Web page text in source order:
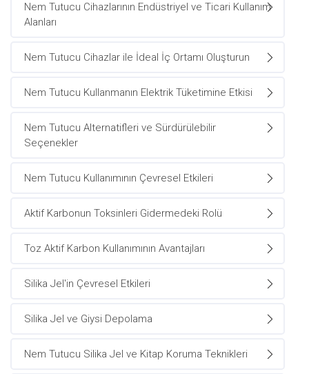
Nem Tutucu Cihazlarının Endüstriyel ve Ticari Kullanım
Alanları
Nem Tutucu Cihazlar ile İdeal İç Ortamı Oluşturun
Nem Tutucu Kullanmanın Elektrik Tüketimine Etkisi
Nem Tutucu Alternatifleri ve Sürdürülebilir
Seçenekler
Nem Tutucu Kullanımının Çevresel Etkileri
Aktif Karbonun Toksinleri Gidermedeki Rolü
Toz Aktif Karbon Kullanımının Avantajları
Silika Jel'in Çevresel Etkileri
Silika Jel ve Giysi Depolama
Nem Tutucu Silika Jel ve Kitap Koruma Teknikleri